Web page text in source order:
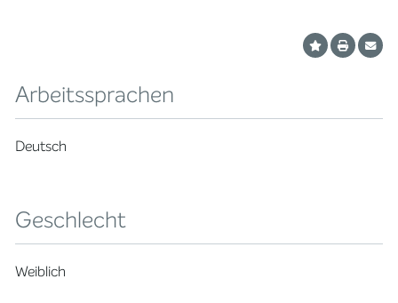
Arbeitssprachen
Deutsch
Geschlecht
Weiblich